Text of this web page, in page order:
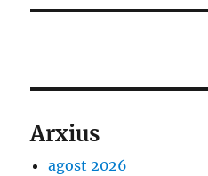
Arxius
agost 2026